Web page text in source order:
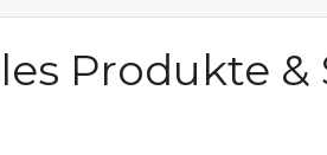
Produkte &